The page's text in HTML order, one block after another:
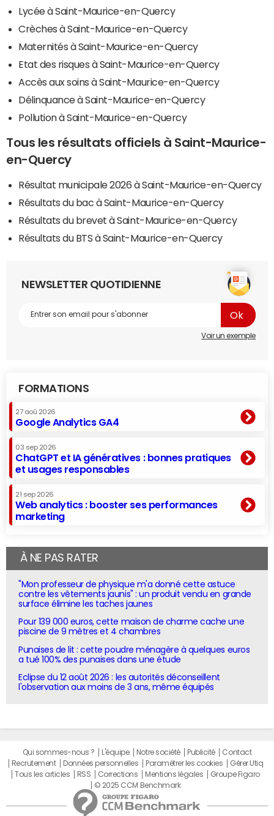
Lycée à Saint-Maurice-en-Quercy
Crèches à Saint-Maurice-en-Quercy
Maternités à Saint-Maurice-en-Quercy
Etat des risques à Saint-Maurice-en-Quercy
Accès aux soins à Saint-Maurice-en-Quercy
Délinquance à Saint-Maurice-en-Quercy
Pollution à Saint-Maurice-en-Quercy
Tous les résultats officiels à Saint-Maurice-
en-Quercy
Résultat municipale 2026 à Saint-Maurice-en-Quercy
Résultats du bac à Saint-Maurice-en-Quercy
Résultats du brevet à Saint-Maurice-en-Quercy
Résultats du BTS à Saint-Maurice-en-Quercy
NEWSLETTER QUOTIDIENNE
Voir un exemple
FORMATIONS
27 aoû 2026
Google Analytics GA4
03 sep 2026
ChatGPT et IA génératives : bonnes pratiques
et usages responsables
21 sep 2026
Web analytics : booster ses performances
marketing
À NE PAS RATER
"Mon professeur de physique m'a donné cette astuce
contre les vêtements jaunis" : un produit vendu en grande
surface élimine les taches jaunes
Pour 139 000 euros, cette maison de charme cache une
piscine de 9 mètres et 4 chambres
Punaises de lit : cette poudre ménagère à quelques euros
a tué 100% des punaises dans une étude
Eclipse du 12 août 2026 : les autorités déconseillent
l'observation aux moins de 3 ans, même équipés
Qui sommes-nous ? L'équipe Notre société Publicité
Contact
Recrutement
Données personnelles Paramétrer les cookies
Gérer Utiq
Tous les articles
RSS Corrections Mentions légales
Groupe Figaro
© 2025 CCM Benchmark